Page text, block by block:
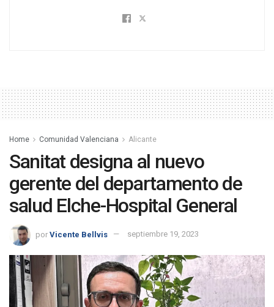
Home Comunidad Valenciana Alicante
Sanitat designa al nuevo
gerente del departamento de
salud Elche-Hospital General
por Vicente Bellvis septiembre 19, 2023